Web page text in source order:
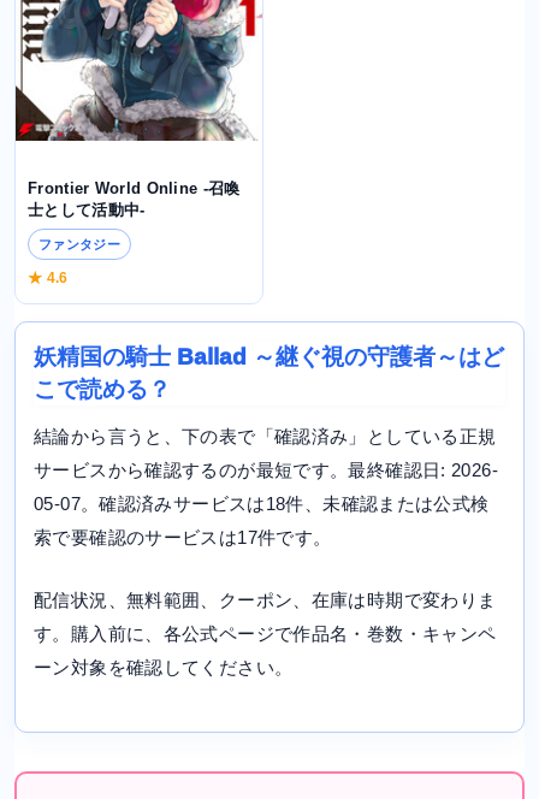
Frontier World Online ‐召喚
士として活動中‐
ファンタジー
★ 4.6
妖精国の騎士 Ballad ～継ぐ視の守護者～はど
こで読める？
結論から言うと、下の表で「確認済み」としている正規
サービスから確認するのが最短です。最終確認日: 2026-
05-07。確認済みサービスは18件、未確認または公式検
索で要確認のサービスは17件です。
配信状況、無料範囲、クーポン、在庫は時期で変わりま
す。購入前に、各公式ページで作品名・巻数・キャンペ
ーン対象を確認してください。